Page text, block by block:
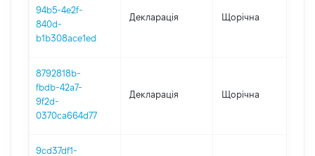
94b5-4e2f-
840d-
b1b308ace1ed
Декларація Щорічна
8792818b-
fbdb-42a7-
9f2d-
0370ca664d77
Декларація Щорічна
9cd37df1-